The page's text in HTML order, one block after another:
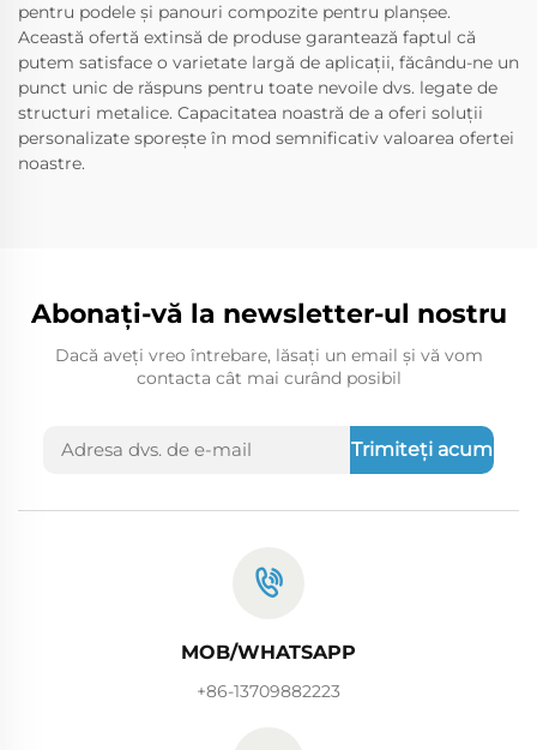
pentru podele și panouri compozite pentru planșee.
Această ofertă extinsă de produse garantează faptul că
putem satisface o varietate largă de aplicații, făcându-ne un
punct unic de răspuns pentru toate nevoile dvs. legate de
structuri metalice. Capacitatea noastră de a oferi soluții
personalizate sporește în mod semnificativ valoarea ofertei
noastre.
Abonați-vă la newsletter-ul nostru
Dacă aveți vreo întrebare, lăsați un email și vă vom
contacta cât mai curând posibil
Trimiteți acum
MOB/WHATSAPP
+86-13709882223